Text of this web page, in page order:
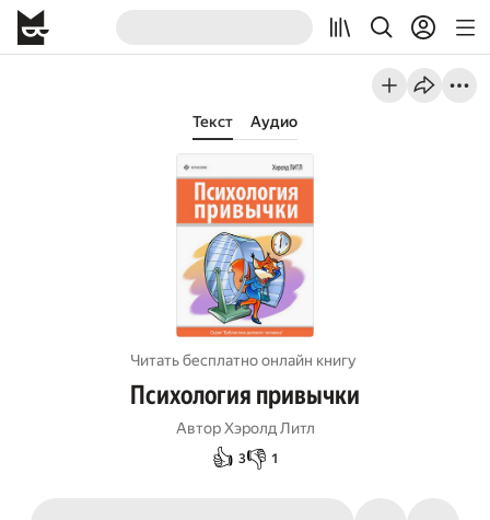
Текст Аудио
Читать бесплатно онлайн книгу
Психология привычки
Автор Хэролд Литл
👍 3👎 1